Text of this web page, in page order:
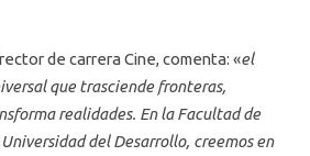
de carrera Cine, comenta: «el
que trasciende fronteras,
realidades. En la Facultad de
del Desarrollo, creemos en